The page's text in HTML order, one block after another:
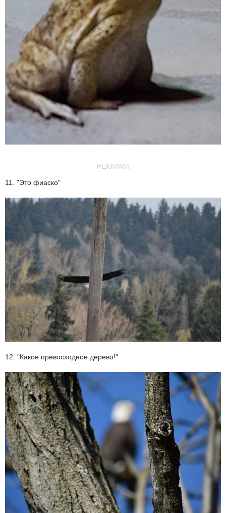
РЕКЛАМА
11. "Это фиаско"
12. "Какое превосходное дерево!"